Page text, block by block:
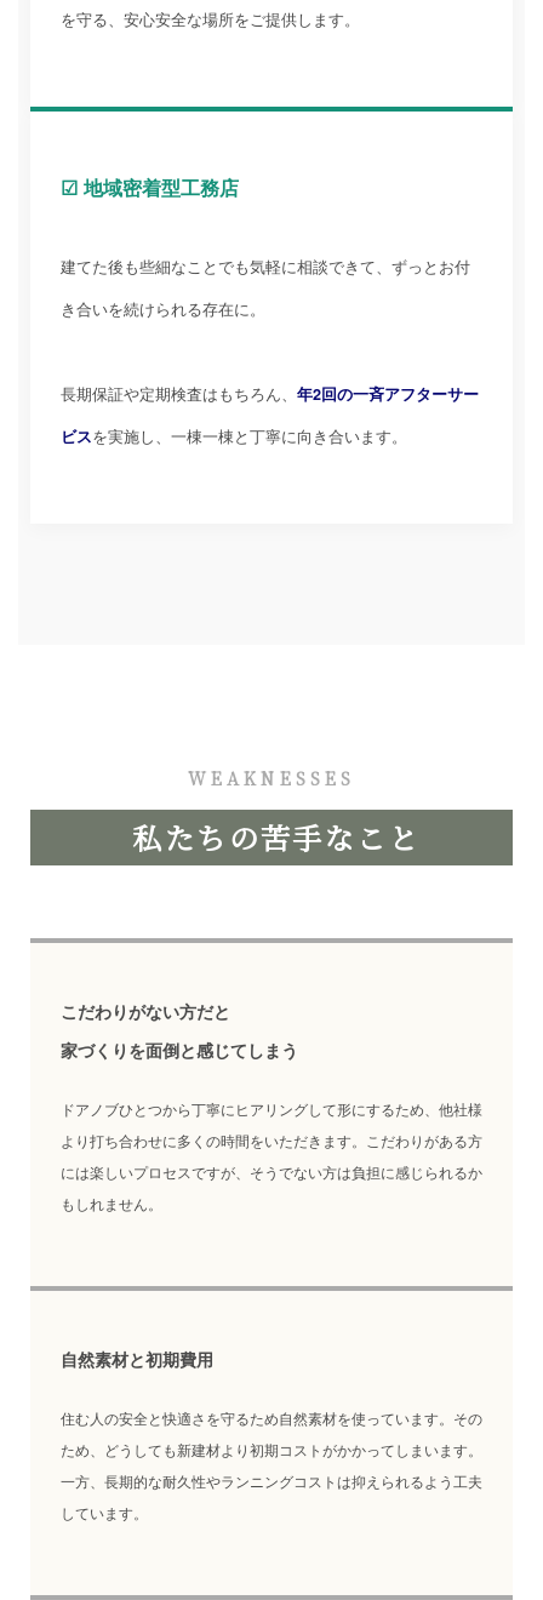
を守る、安心安全な場所をご提供します。
☑ 地域密着型工務店
建てた後も些細なことでも気軽に相談できて、ずっとお付
き合いを続けられる存在に。
長期保証や定期検査はもちろん、 年2回の一斉アフターサー
ビスを実施し、一棟一棟と丁寧に向き合います。
WEAKNESSES
私たちの苦手なこと
こだわりがない方だと
家づくりを面倒と感じてしまう
ドアノブひとつから丁寧にヒアリングして形にするため、他社様
より打ち合わせに多くの時間をいただきます。こだわりがある方
には楽しいプロセスですが、そうでない方は負担に感じられるか
もしれません。
自然素材と初期費用
住む人の安全と快適さを守るため自然素材を使っています。その
ため、どうしても新建材より初期コストがかかってしまいます。
一方、長期的な耐久性やランニングコストは抑えられるよう工夫
しています。